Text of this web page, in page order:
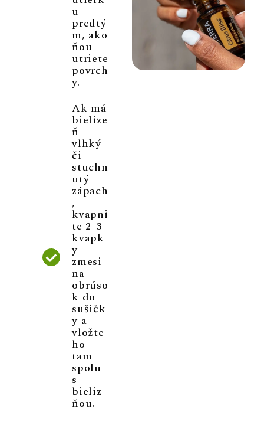
u
predtý
m, ako
ňou
utriete
povrch
y.
Ak má
bielize
ň
vlhký
či
stuchn
utý
zápach
,
kvapni
te 2-3
kvapk
y
zmesi
na
obrúso
k do
sušičk
y a
vložte
ho
tam
spolu
s
bieliz
ňou.